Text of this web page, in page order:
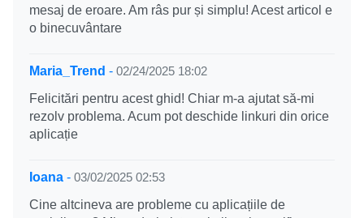
mesaj de eroare. Am râs pur și simplu! Acest articol e
o binecuvântare
Maria_Trend - 02/24/2025 18:02
Felicitări pentru acest ghid! Chiar m-a ajutat să-mi
rezolv problema. Acum pot deschide linkuri din orice
aplicație
Ioana - 03/02/2025 02:53
Cine altcineva are probleme cu aplicațiile de